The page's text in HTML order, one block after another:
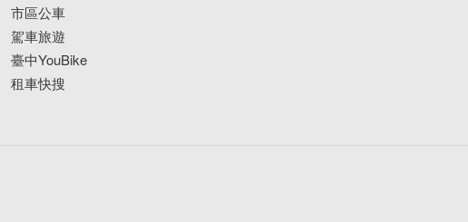
市區公車
駕車旅遊
臺中YouBike
租車快搜